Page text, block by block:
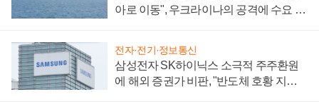
아로 이동", 우크라이나의 공격에 수요 늘
전자·전기·정보통신
삼성전자 SK하이닉스 소극적 주주환원
에 해외 증권가 비판, "반도체 호황 지속